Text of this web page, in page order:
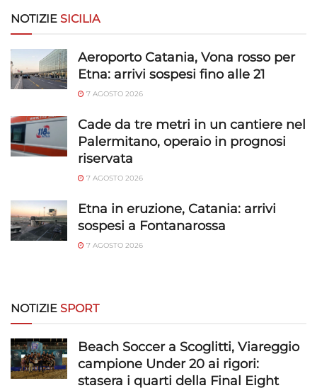
NOTIZIE SICILIA
Aeroporto Catania, Vona rosso per
Etna: arrivi sospesi fino alle 21
7 AGOSTO 2026
Cade da tre metri in un cantiere nel
Palermitano, operaio in prognosi
riservata
7 AGOSTO 2026
Etna in eruzione, Catania: arrivi
sospesi a Fontanarossa
7 AGOSTO 2026
NOTIZIE SPORT
Beach Soccer a Scoglitti, Viareggio
campione Under 20 ai rigori:
stasera i quarti della Final Eight